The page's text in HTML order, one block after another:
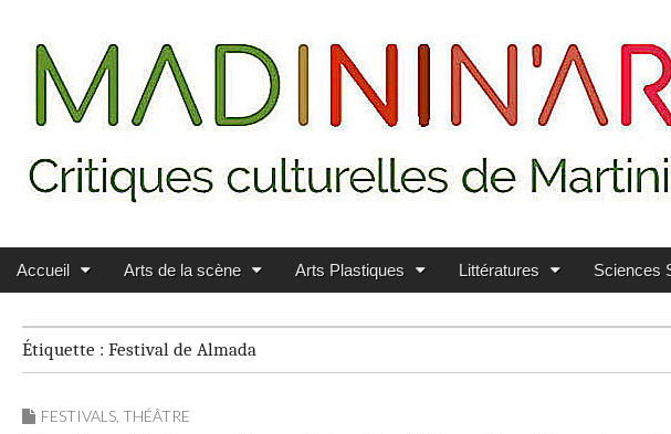
MADININ'ART
Main menu
Skip to content
Accueil Arts de la scène Arts Plastiques Littératures Sciences
Étiquette : Festival de Almada
FESTIVALS THÉÂTRE